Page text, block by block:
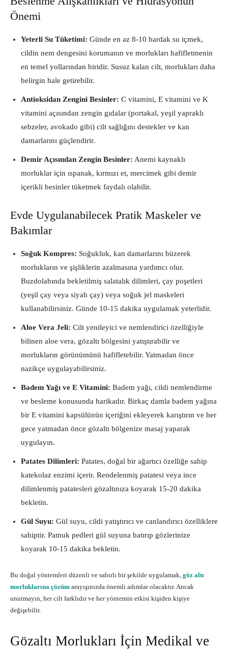
Önemi
Yeterli Su Tüketimi: Günde en az 8-10 bardak su içmek,
cildin nem dengesini korumanın ve morlukları hafifletmenin
en temel yollarından biridir. Susuz kalan cilt, morlukları daha
belirgin hale getirebilir.
Antioksidan Zengini Besinler: C vitamini, E vitamini ve K
vitamini açısından zengin gıdalar (portakal, yeşil yapraklı
sebzeler, avokado gibi) cilt sağlığını destekler ve kan
damarlarını güçlendirir.
Demir Açısından Zengin Besinler: Anemi kaynaklı
morluklar için ıspanak, kırmızı et, mercimek gibi demir
içerikli besinler tüketmek faydalı olabilir.
Evde Uygulanabilecek Pratik Maskeler ve
Bakımlar
Soğuk Kompres: Soğukluk, kan damarlarını büzerek
morlukların ve şişliklerin azalmasına yardımcı olur.
Buzdolabında bekletilmiş salatalık dilimleri, çay poşetleri
(yeşil çay veya siyah çay) veya soğuk jel maskeleri
kullanabilirsiniz. Günde 10-15 dakika uygulamak yeterlidir.
Aloe Vera Jeli: Cilt yenileyici ve nemlendirici özelliğiyle
bilinen aloe vera, gözaltı bölgesini yatıştırabilir ve
morlukların görünümünü hafifletebilir. Yatmadan önce
nazikçe uygulayabilirsiniz.
Badem Yağı ve E Vitamini: Badem yağı, cildi nemlendirme
ve besleme konusunda harikadır. Birkaç damla badem yağına
bir E vitamini kapsülünün içeriğini ekleyerek karıştırın ve her
gece yatmadan önce gözaltı bölgenize masaj yaparak
uygulayın.
Patates Dilimleri: Patates, doğal bir ağartıcı özelliğe sahip
katekolaz enzimi içerir. Rendelenmiş patatesi veya ince
dilimlenmiş patatesleri gözaltınıza koyarak 15-20 dakika
bekletin.
Gül Suyu: Gül suyu, cildi yatıştırıcı ve canlandırıcı özelliklere
sahiptir. Pamuk pedleri gül suyuna batırıp gözlerinize
koyarak 10-15 dakika bekletin.
Bu doğal yöntemleri düzenli ve sabırlı bir şekilde uygulamak, göz altı
morluklarına çözüm arayışınızda önemli adımlar olacaktır. Ancak
unutmayın, her cilt farklıdır ve her yöntemin etkisi kişiden kişiye
değişebilir.
Gözaltı Morlukları İçin Medikal ve